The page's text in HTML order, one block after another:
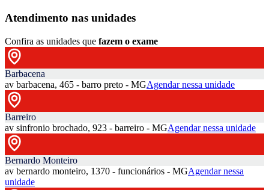
Atendimento nas unidades
Confira as unidades que fazem o exame
Barbacena
av barbacena, 465 - barro preto - MGAgendar nessa unidade
Barreiro
av sinfronio brochado, 923 - barreiro - MGAgendar nessa unidade
Bernardo Monteiro
av bernardo monteiro, 1370 - funcionários - MGAgendar nessa
unidade